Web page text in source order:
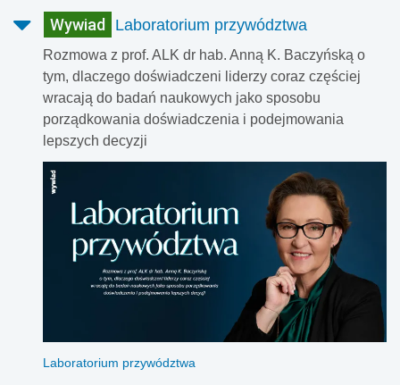
Wywiad Laboratorium przywództwa
Rozmowa z prof. ALK dr hab. Anną K. Baczyńską o
tym, dlaczego doświadczeni liderzy coraz częściej
wracają do badań naukowych jako sposobu
porządkowania doświadczenia i podejmowania
lepszych decyzji
Laboratorium przywództwa